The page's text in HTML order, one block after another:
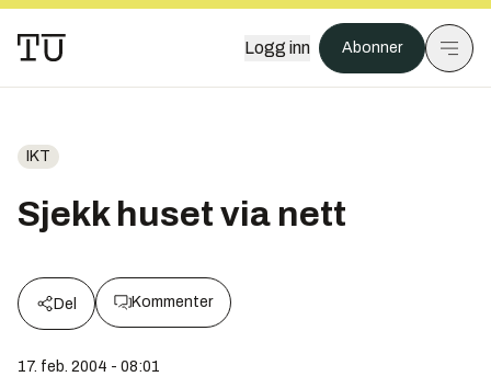
Logg inn Abonner
IKT
Sjekk huset via nett
Del Kommenter
17. feb. 2004 - 08:01